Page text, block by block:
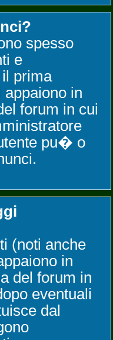
spesso
e
prima
in
forum in cui
pu� o
(noti anche
in
del forum in
eventuali
dal